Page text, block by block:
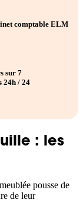
comptable ELM
sur 7
24h / 24
: les
pousse de
de leur